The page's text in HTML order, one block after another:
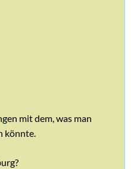
mit dem, was man
könnte.